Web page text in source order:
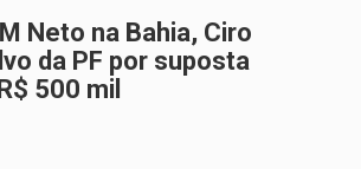
Neto na Bahia, Ciro
da PF por suposta
500 mil